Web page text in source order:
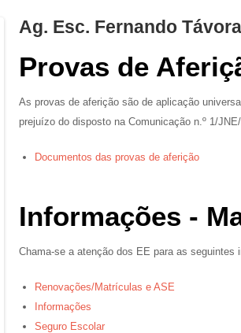
Ag. Esc. Fernando Távora
Provas de
As provas de aferição são de aplicação
prejuízo do disposto na Comunicação n.º 1/
Documentos das provas de aferição
Informações -
Chama-se a atenção dos EE para as seguintes
Renovações/Matrículas e ASE
Informações
Seguro Escolar